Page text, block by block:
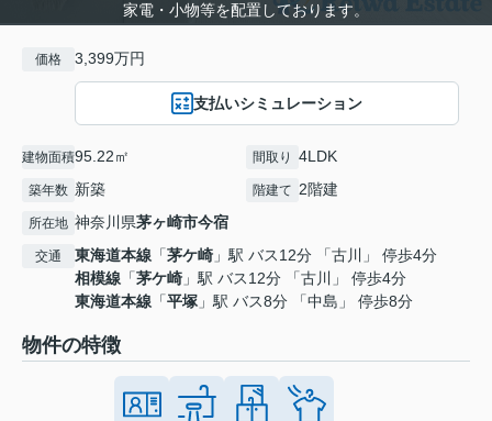
家電・小物等を配置しております。
価格 3,399万円
支払いシミュレーション
建物面積95.22㎡ 間取り 4LDK
築年数 新築 階建て 2階建
所在地 神奈川県茅ヶ崎市今宿
交通 東海道本線 「茅ケ崎 」駅 バス12分 「古川」 停歩4分
相模線 「茅ケ崎 」駅 バス12分 「古川」 停歩4分
東海道本線 「平塚 」駅 バス8分 「中島」 停歩8分
物件の特徴